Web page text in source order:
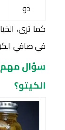
دو
كما ترى،
في صافي
سؤال
الكيتو؟